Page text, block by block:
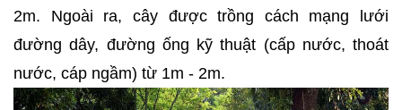
2m. Ngoài ra, cây được trồng cách mạng lưới
đường dây, đường ống kỹ thuật (cấp nước, thoát
nước, cáp ngầm) từ 1m - 2m.